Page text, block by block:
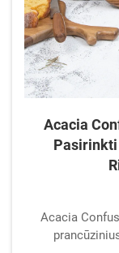
Acacia
Acacia